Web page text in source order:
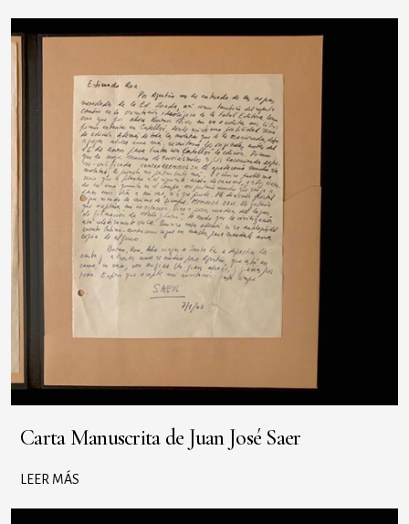
Carta Manuscrita de Juan José Saer
LEER MÁS